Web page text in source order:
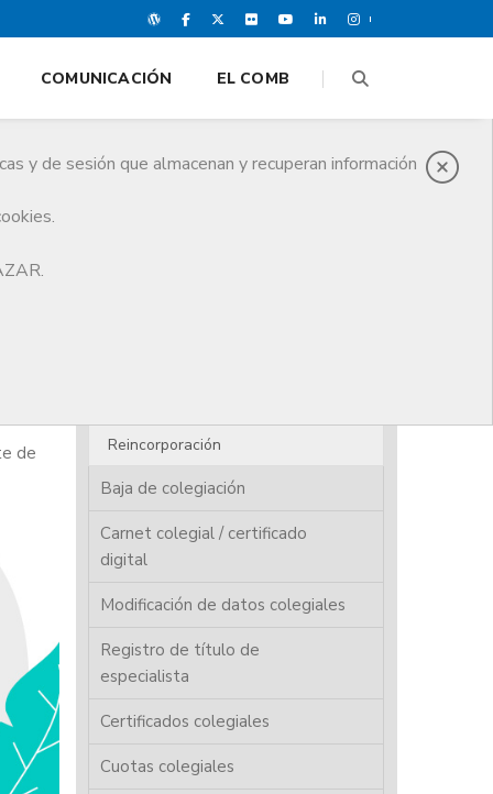
y de sesión que almacenan y recuperan información
COMUNICACIÓN EL COMB
de
Reincorporación
Baja de colegiación
Carnet colegial / certificado
digital
Modificación de datos colegiales
Registro de título de
especialista
Certificados colegiales
Cuotas colegiales